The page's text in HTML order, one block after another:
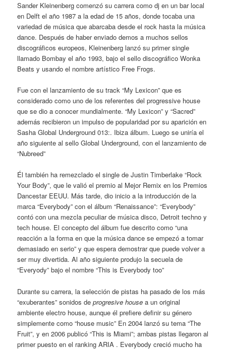
Sander Kleinenberg comenzó su carrera como dj en un bar local
en Delft el año 1987 a la edad de 15 años, donde tocaba una
variedad de música que abarcaba desde el rock hasta la música
dance. Después de haber enviado demos a muchos sellos
discográficos europeos, Kleinenberg lanzó su primer single
llamado Bombay el año 1993, bajo el sello discográfico Wonka
Beats y usando el nombre artístico Free Frogs.
Fue con el lanzamiento de su track “My Lexicon” que es
considerado como uno de los referentes del progressive house
que se dio a conocer mundialmente. “My Lexicon” y “Sacred”
además recibieron un impulso de popularidad por su aparición en
Sasha Global Underground 013:. Ibiza álbum. Luego se uniría el
año siguiente al sello Global Underground, con el lanzamiento de
“Nubreed”
Él también ha remezclado el single de Justin Timberlake “Rock
Your Body”, que le valió el premio al Mejor Remix en los Premios
Dancestar EEUU. Más tarde, dio inicio a la introducción de la
marca “Everybody” con el álbum “Renaissance”: “Everybody”
contó con una mezcla peculiar de música disco, Detroit techno y
tech house. El concepto del álbum fue descrito como “una
reacción a la forma en que la música dance se empezó a tomar
demasiado en serio” y que espera demostrar que puede volver a
ser muy divertida. Al año siguiente produjo la secuela de
“Everyody” bajo el nombre “This is Everybody too”
Durante su carrera, la selección de pistas ha pasado de los más
“exuberantes” sonidos deprogresive house a un original
ambiente electro house, aunque él prefiere definir su género
simplemente como “house music” En 2004 lanzó su tema “The
Fruit”, y en 2006 publicó “This is Miami”; ambas pistas llegaron al
primer puesto en el ranking ARIA . Everybody creció mucho ha